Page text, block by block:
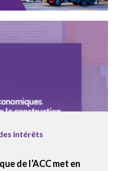
intérêts
de l’ACC met en